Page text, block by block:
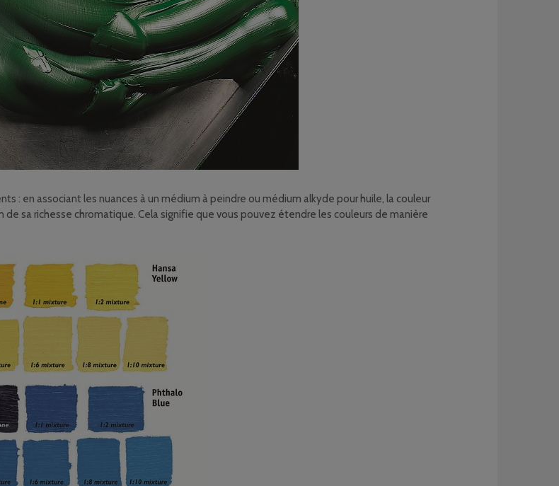
: en associant les nuances à un médium à peindre ou médium alkyde pour huile, la couleur
sa richesse chromatique. Cela signifie que vous pouvez étendre les couleurs de manière